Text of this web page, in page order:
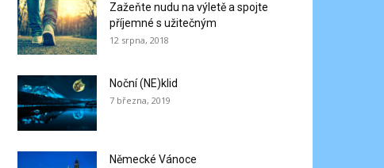
Zažeňte nudu na výletě a spojte
příjemné s užitečným
12 srpna, 2018
Noční (NE)klid
7 března, 2019
Německé Vánoce